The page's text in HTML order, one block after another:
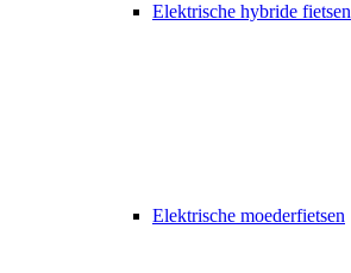
Elektrische hybride fietsen
Elektrische moederfietsen